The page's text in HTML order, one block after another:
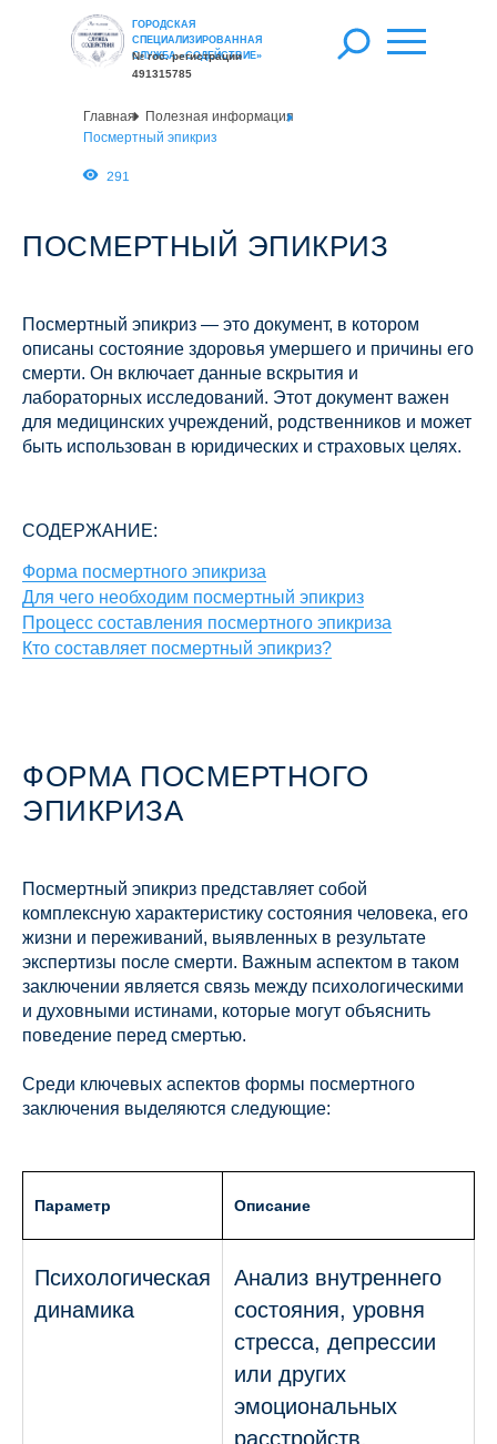
ГОРОДСКАЯ
СПЕЦИАЛИЗИРОВАННАЯ
СЛУЖБА «СОДЕЙСТВИЕ»
№ гос. регистрации
491315785
Главная Полезная информация
291
Посмертный эпикриз
ПОСМЕРТНЫЙ ЭПИКРИЗ
Посмертный эпикриз — это документ, в котором
описаны состояние здоровья умершего и причины его
смерти. Он включает данные вскрытия и
лабораторных исследований. Этот документ важен
для медицинских учреждений, родственников и может
быть использован в юридических и страховых целях.
СОДЕРЖАНИЕ:
Форма посмертного эпикриза
Для чего необходим посмертный эпикриз
Процесс составления посмертного эпикриза
Кто составляет посмертный эпикриз?
ФОРМА ПОСМЕРТНОГО
ЭПИКРИЗА
Посмертный эпикриз представляет собой
комплексную характеристику состояния человека, его
жизни и переживаний, выявленных в результате
экспертизы после смерти. Важным аспектом в таком
заключении является связь между психологическими
и духовными истинами, которые могут объяснить
поведение перед смертью.
Среди ключевых аспектов формы посмертного
заключения выделяются следующие:
Параметр Описание
Психологическая
динамика
Анализ внутреннего
состояния, уровня
стресса, депрессии
или других
эмоциональных
расстройств.